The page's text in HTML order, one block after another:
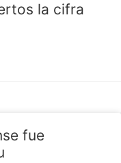
la cifra
fue